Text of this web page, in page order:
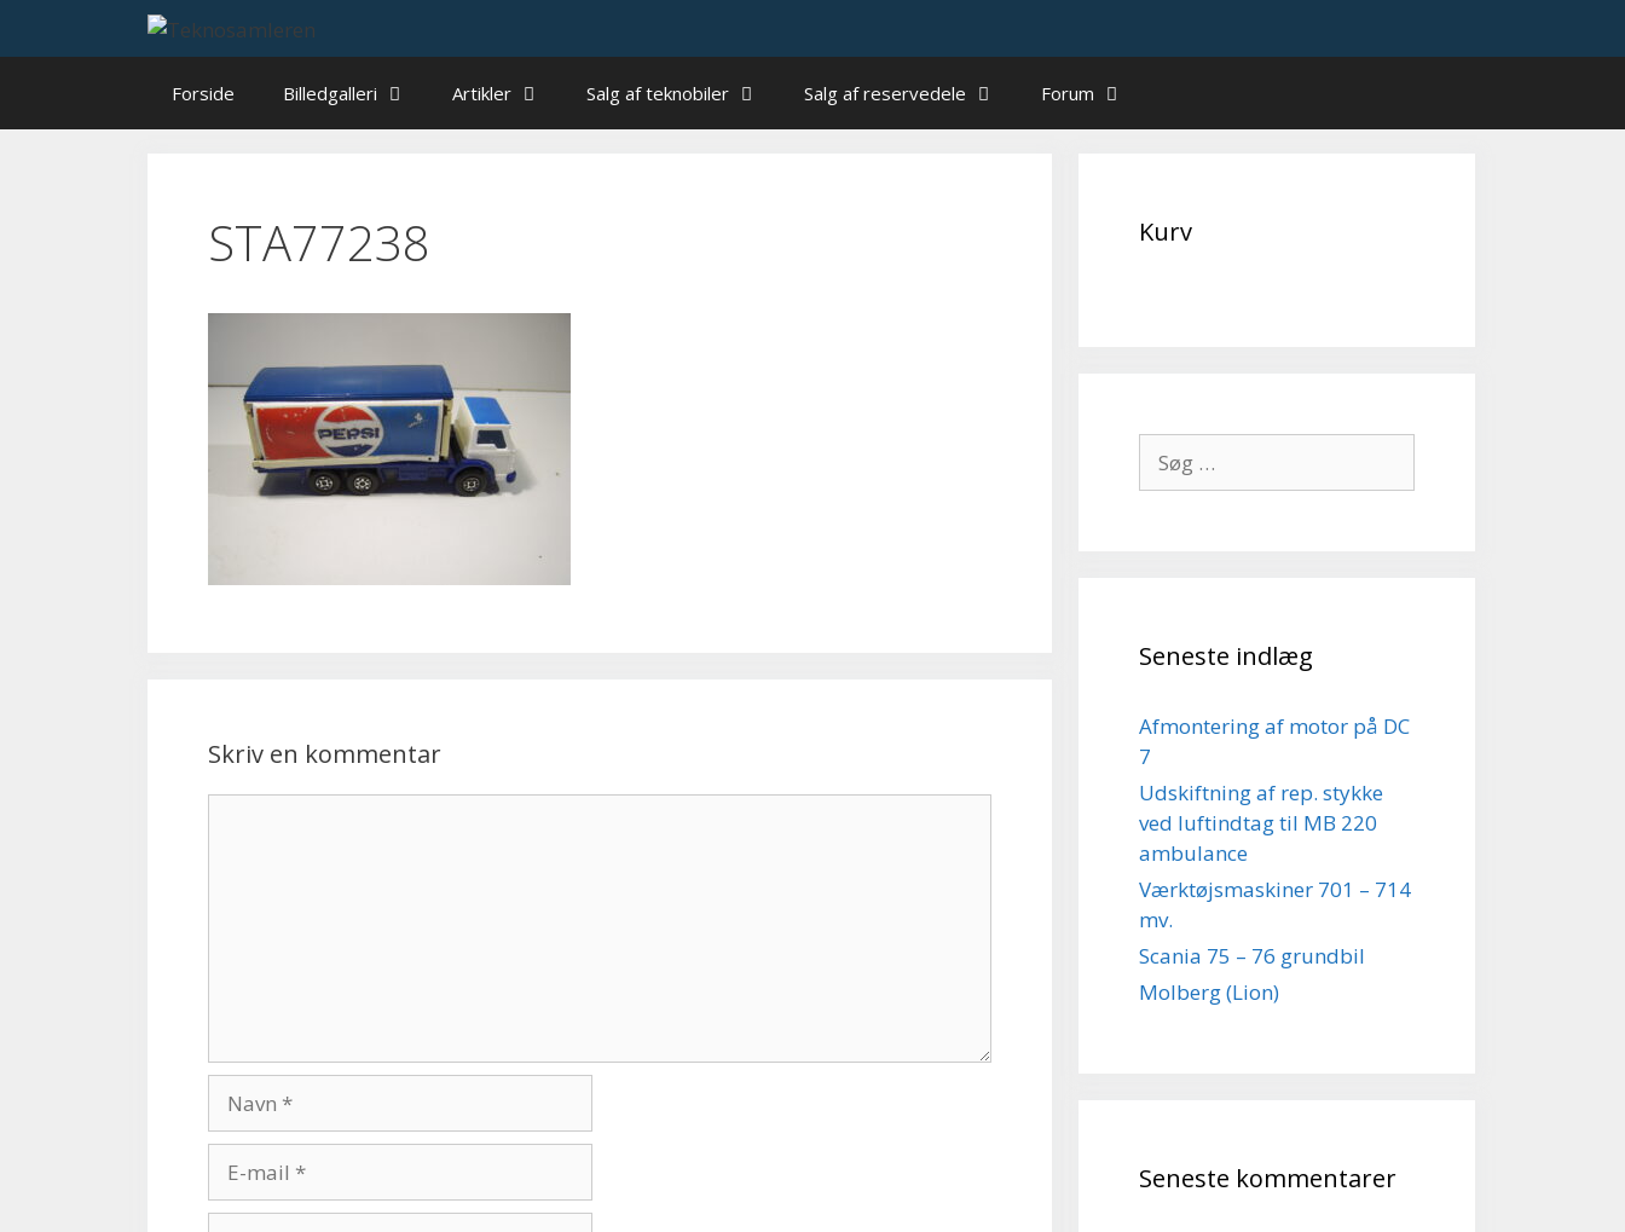
Forside Billedgalleri Artikler Salg af teknobiler Salg af reservedele Forum
STA77238
Skriv en kommentar
mail
Kurv
efter:
Seneste indlæg
Afmontering af motor på DC
7
Udskiftning af rep. stykke
ved luftindtag til MB 220
ambulance
Værktøjsmaskiner 701 – 714
mv.
Scania 75 – 76 grundbil
Molberg (Lion)
Seneste kommentarer